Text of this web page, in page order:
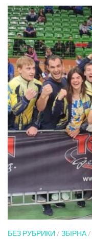
БЕЗ РУБРИКИ / ЗБІРНА/